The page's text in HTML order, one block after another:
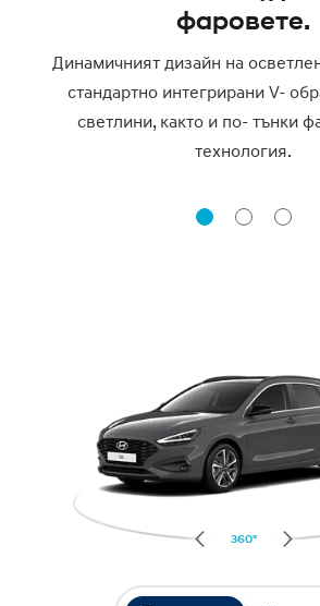
фаровете.
Динамичният дизайн на
стандартно интегрирани V-
светлини, както и по- тънки
технология.
360°